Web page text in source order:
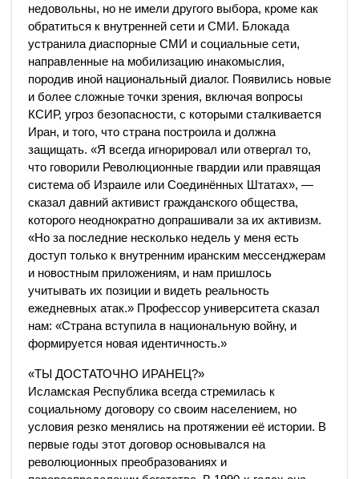
недовольны, но не имели другого выбора, кроме как
обратиться к внутренней сети и СМИ. Блокада
устранила диаспорные СМИ и социальные сети,
направленные на мобилизацию инакомыслия,
породив иной национальный диалог. Появились новые
и более сложные точки зрения, включая вопросы
КСИР, угроз безопасности, с которыми сталкивается
Иран, и того, что страна построила и должна
защищать. «Я всегда игнорировал или отвергал то,
что говорили Революционные гвардии или правящая
система об Израиле или Соединённых Штатах», —
сказал давний активист гражданского общества,
которого неоднократно допрашивали за их активизм.
«Но за последние несколько недель у меня есть
доступ только к внутренним иранским мессенджерам
и новостным приложениям, и нам пришлось
учитывать их позиции и видеть реальность
ежедневных атак.» Профессор университета сказал
нам: «Страна вступила в национальную войну, и
формируется новая идентичность.»
«ТЫ ДОСТАТОЧНО ИРАНЕЦ?»
Исламская Республика всегда стремилась к
социальному договору со своим населением, но
условия резко менялись на протяжении её истории. В
первые годы этот договор основывался на
революционных преобразованиях и